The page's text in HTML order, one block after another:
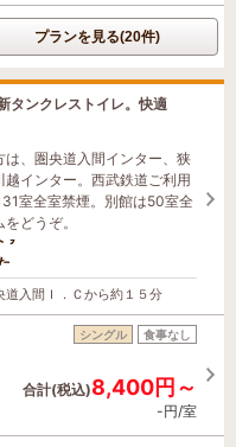
プランを見る(20件)
タンクレストイレ。快適
、圏央道入間インター、狭
インター。西武鉄道ご利用
室全室禁煙。別館は50室全
どうぞ。
入間Ｉ．Ｃから約１５分
シングル 食事なし
合計(税込)8,400円～
-円/室